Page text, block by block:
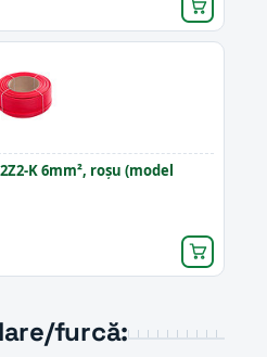
K 6mm², roșu (model
furcă: